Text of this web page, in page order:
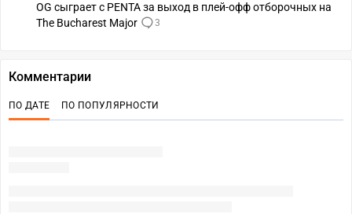
OG сыграет с PENTA за выход в плей-офф отборочных на
The Bucharest Major
3
Комментарии
ПО ДАТЕ ПО ПОПУЛЯРНОСТИ